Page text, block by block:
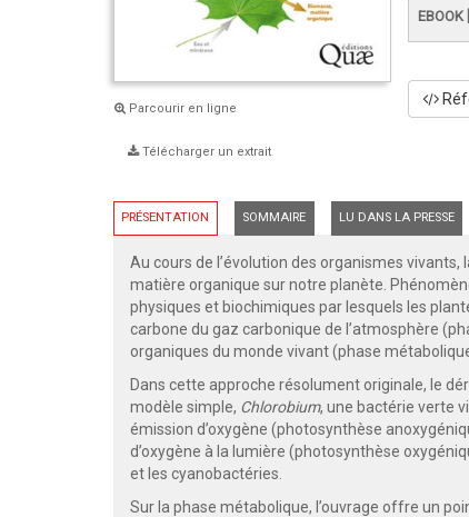
Parcourir en ligne
Télécharger un extrait
EBOOK
PRÉSENTATION SOMMAIRE LU DANS LA PRESSE
Au cours de l’évolution des organismes
matière organique sur notre planète.
physiques et biochimiques par lesquels les
carbone du gaz carbonique de l’atmosphère
organiques du monde vivant (phase
Dans cette approche résolument originale, le
modèle simple, Chlorobium, une bactérie verte
émission d’oxygène (photosynthèse
d’oxygène à la lumière (photosynthèse
et les cyanobactéries.
Sur la phase métabolique, l’ouvrage offre un